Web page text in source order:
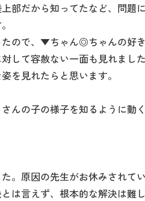
部だから知ってたなど、問題
たので、▼ちゃん◎ちゃんの好
して容赦ない一面も見れました
を見れたらと思います。
んの子の様子を知るように動く
。原因の先生がお休みされて
は言えず、根本的な解決は難